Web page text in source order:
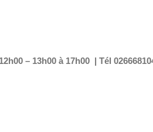
– 13h00 à 17h00 | Tél